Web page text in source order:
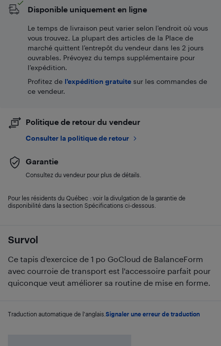
Survol
Ce tapis d'exercice de 1 po GoCloud de BalanceForm
avec courroie de transport est l'accessoire parfait pour
quiconque veut améliorer sa routine de mise en forme.
Traduction automatique de l'anglais. Signaler une erreur de traduction
Disponible uniquement en ligne
Le temps de livraison peut varier selon l'endroit où vous
vous trouvez. La plupart des articles de la Place de
marché quittent l’entrepôt du vendeur dans les 2 jours
ouvrables. Prévoyez du temps supplémentaire pour
l’expédition.
Profitez de l'expédition gratuite sur les commandes de
ce vendeur.
Politique de retour du vendeur
Consulter la politique de retour
Garantie
Consultez du vendeur pour plus de détails.
Pour les résidents du Québec : voir la divulgation de la garantie de
disponibilité dans la section Spécifications ci-dessous.